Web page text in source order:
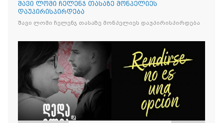
შავი ლომი ჩელენჯ თასაზე მონპელიეს
დაუპირისპირდება
შავი ლომი ჩელენჯ თასაზე მონპელიეს დაუპირისპირდება